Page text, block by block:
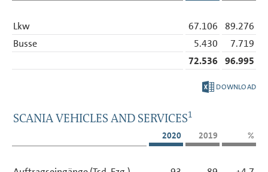
Lkw 67.106
89.276
Busse
5.430
7.719
72.536 96.995
DOWNLOAD
SCANIA VEHICLES AND SERVICES1
2020
2019 %